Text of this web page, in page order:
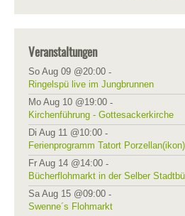
Veranstaltungen
So Aug 09 @20:00 -
Ringelspü live im Jungbrunnen
Mo Aug 10 @19:00 -
Kirchenführung - Gottesackerkirche
Di Aug 11 @10:00 -
Ferienprogramm Tatort
Fr Aug 14 @14:00 -
Bücherflohmarkt in der Selber
Sa Aug 15 @09:00 -
Swenne´s Flohmarkt